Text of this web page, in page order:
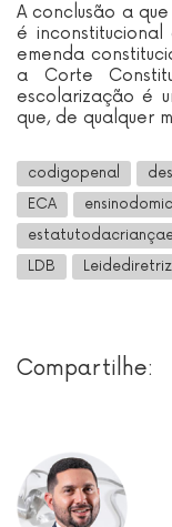
A conclusão a
é
emenda
a Corte
escolarização é
que, de qualquer
codigopenal
ECA
LDB
Compartilhe: